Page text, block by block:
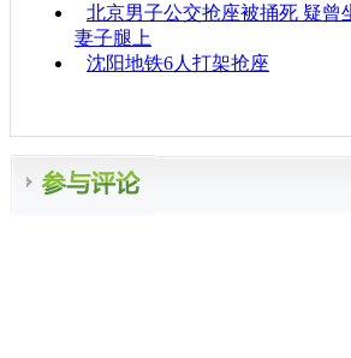
北京男子公交抢座被捅死 疑曾
妻子腿上
沈阳地铁6人打架抢座